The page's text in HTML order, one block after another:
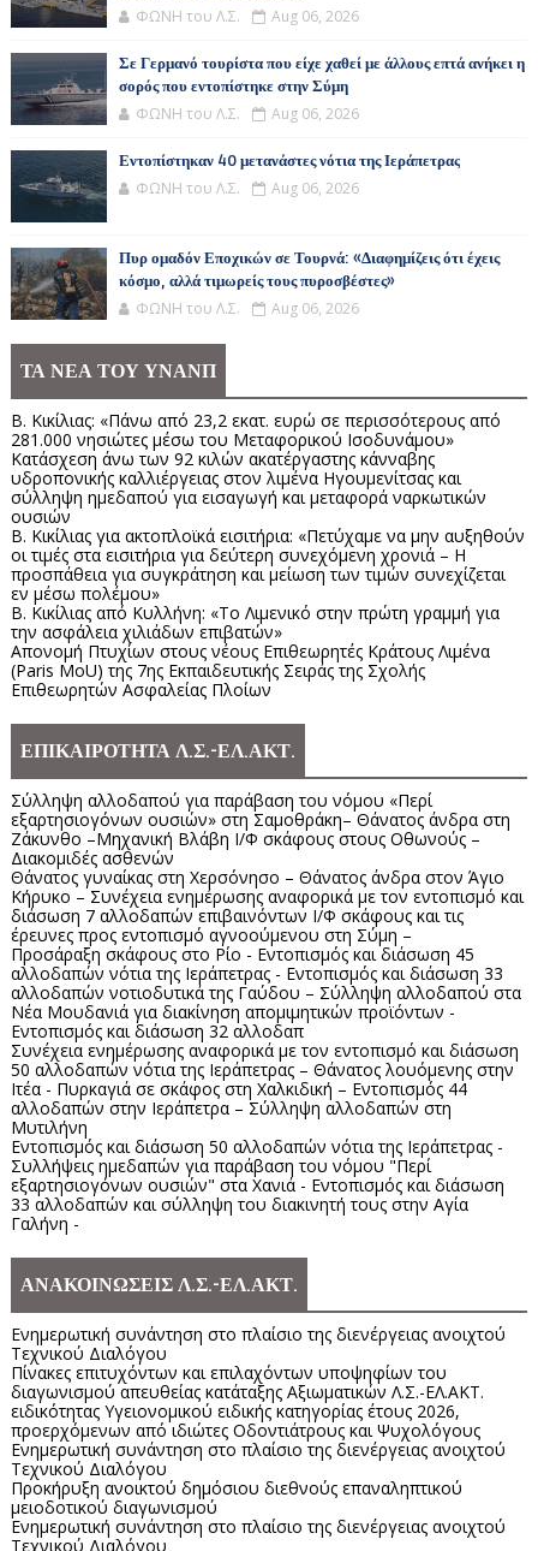
ΦΩΝΗ του Λ.Σ. Aug 06, 2026
Σε Γερμανό τουρίστα που είχε χαθεί με άλλους επτά ανήκει η
σορός που εντοπίστηκε στην Σύμη
ΦΩΝΗ του Λ.Σ. Aug 06, 2026
Εντοπίστηκαν 40 μετανάστες νότια της Ιεράπετρας
ΦΩΝΗ του Λ.Σ. Aug 06, 2026
Πυρ ομαδόν Εποχικών σε Τουρνά: «Διαφημίζεις ότι έχεις
κόσμο, αλλά τιμωρείς τους πυροσβέστες»
ΦΩΝΗ του Λ.Σ. Aug 06, 2026
ΤΑ ΝΕΑ ΤΟΥ ΥΝΑΝΠ
Β. Κικίλιας: «Πάνω από 23,2 εκατ. ευρώ σε περισσότερους από
281.000 νησιώτες μέσω του Μεταφορικού Ισοδυνάμου»
Κατάσχεση άνω των 92 κιλών ακατέργαστης κάνναβης
υδροπονικής καλλιέργειας στον λιμένα Ηγουμενίτσας και
σύλληψη ημεδαπού για εισαγωγή και μεταφορά ναρκωτικών
ουσιών
Β. Κικίλιας για ακτοπλοϊκά εισιτήρια: «Πετύχαμε να μην αυξηθούν
οι τιμές στα εισιτήρια για δεύτερη συνεχόμενη χρονιά – Η
προσπάθεια για συγκράτηση και μείωση των τιμών συνεχίζεται
εν μέσω πολέμου»
Β. Κικίλιας από Κυλλήνη: «Το Λιμενικό στην πρώτη γραμμή για
την ασφάλεια χιλιάδων επιβατών»
Απονομή Πτυχίων στους νέους Επιθεωρητές Κράτους Λιμένα
(Paris MoU) της 7ης Εκπαιδευτικής Σειράς της Σχολής
Επιθεωρητών Ασφαλείας Πλοίων
ΕΠΙΚΑΙΡΟΤΗΤΑ Λ.Σ.-ΕΛ.ΑΚΤ.
Σύλληψη αλλοδαπού για παράβαση του νόμου «Περί
εξαρτησιογόνων ουσιών» στη Σαμοθράκη– Θάνατος άνδρα στη
Ζάκυνθο –Μηχανική Βλάβη Ι/Φ σκάφους στους Οθωνούς –
Διακομιδές ασθενών
Θάνατος γυναίκας στη Χερσόνησο – Θάνατος άνδρα στον Άγιο
Κήρυκο – Συνέχεια ενημέρωσης αναφορικά με τον εντοπισμό και
διάσωση 7 αλλοδαπών επιβαινόντων Ι/Φ σκάφους και τις
έρευνες προς εντοπισμό αγνοούμενου στη Σύμη –
Προσάραξη σκάφους στο Ρίο - Εντοπισμός και διάσωση 45
αλλοδαπών νότια της Ιεράπετρας - Εντοπισμός και διάσωση 33
αλλοδαπών νοτιοδυτικά της Γαύδου – Σύλληψη αλλοδαπού στα
Νέα Μουδανιά για διακίνηση απομιμητικών προϊόντων -
Εντοπισμός και διάσωση 32 αλλοδαπ
Συνέχεια ενημέρωσης αναφορικά με τον εντοπισμό και διάσωση
50 αλλοδαπών νότια της Ιεράπετρας – Θάνατος λουόμενης στην
Ιτέα - Πυρκαγιά σε σκάφος στη Χαλκιδική – Εντοπισμός 44
αλλοδαπών στην Ιεράπετρα – Σύλληψη αλλοδαπών στη
Μυτιλήνη
Εντοπισμός και διάσωση 50 αλλοδαπών νότια της Ιεράπετρας -
Συλλήψεις ημεδαπών για παράβαση του νόμου "Περί
εξαρτησιογόνων ουσιών" στα Χανιά - Εντοπισμός και διάσωση
33 αλλοδαπών και σύλληψη του διακινητή τους στην Αγία
Γαλήνη -
ΑΝΑΚΟΙΝΩΣΕΙΣ Λ.Σ.-ΕΛ.ΑΚΤ.
Ενημερωτική συνάντηση στο πλαίσιο της διενέργειας ανοιχτού
Τεχνικού Διαλόγου
Πίνακες επιτυχόντων και επιλαχόντων υποψηφίων του
διαγωνισμού απευθείας κατάταξης Αξιωματικών Λ.Σ.-ΕΛ.ΑΚΤ.
ειδικότητας Υγειονομικού ειδικής κατηγορίας έτους 2026,
προερχόμενων από ιδιώτες Οδοντιάτρους και Ψυχολόγους
Ενημερωτική συνάντηση στο πλαίσιο της διενέργειας ανοιχτού
Τεχνικού Διαλόγου
Προκήρυξη ανοικτού δημόσιου διεθνούς επαναληπτικού
μειοδοτικού διαγωνισμού
Ενημερωτική συνάντηση στο πλαίσιο της διενέργειας ανοιχτού
Τεχνικού Διαλόγου